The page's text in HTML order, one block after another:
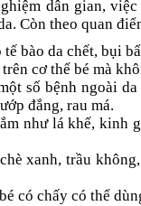
dân gian,
Còn theo quan
bào da chết, bụi
cơ thể bé mà
số bệnh ngoài
đắng, rau má.
như lá khế, kinh
xanh, trầu
có chấy có thể